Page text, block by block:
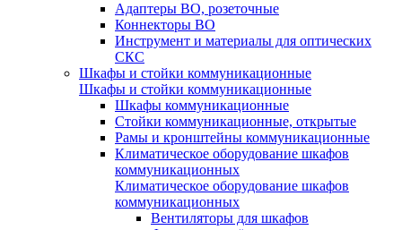
Адаптеры ВО, розеточные
Коннекторы ВО
Инструмент и материалы для оптических
СКС
Шкафы и стойки коммуникационные
Шкафы и стойки коммуникационные
Шкафы коммуникационные
Стойки коммуникационные, открытые
Рамы и кронштейны коммуникационные
Климатическое оборудование шкафов
коммуникационных
Климатическое оборудование шкафов
коммуникационных
Вентиляторы для шкафов